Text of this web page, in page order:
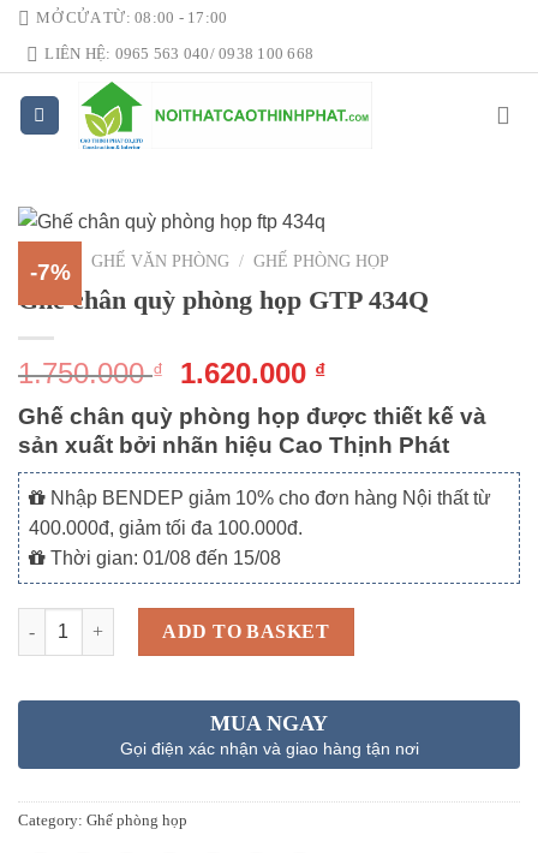
Skip
content
MỞ CỬA TỪ: 08:00 - 17:00
LIÊN HỆ: 0965 563 040/ 0938 100 668
-7%
HOME GHẾ VĂN PHÒNG / GHẾ PHÒNG HỌP
Ghế chân quỳ phòng họp GTP 434Q
1.750.000₫ 1.620.000 ₫
Ghế chân quỳ phòng họp được thiết kế và
sản xuất bởi nhãn hiệu Cao Thịnh Phát
Nhập BENDEP giảm 10% cho đơn hàng Nội thất từ
400.000đ, giảm tối đa 100.000đ.
Thời gian: 01/08 đến 15/08
Quantity
ADD TO BASKET
MUA NGAY
Gọi điện xác nhận và giao hàng tận nơi
Category: Ghế phòng họp